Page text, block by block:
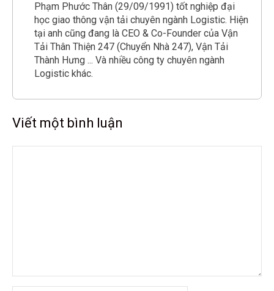
Phạm Phước Thân (29/09/1991) tốt nghiệp đại
học giao thông vận tải chuyên ngành Logistic. Hiện
tại anh cũng đang là CEO & Co-Founder của Vận
Tải Thân Thiện 247 (Chuyển Nhà 247), Vận Tải
Thành Hưng ... Và nhiều công ty chuyên ngành
Logistic khác.
Viết một bình luận